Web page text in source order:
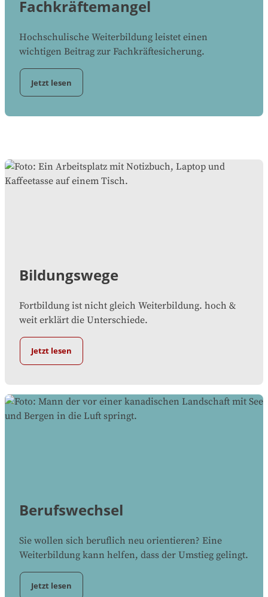
Fachkräftemangel
Hochschulische Weiterbildung leistet einen
wichtigen Beitrag zur Fachkräftesicherung.
Jetzt lesen
Bildungswege
Fortbildung ist nicht gleich Weiterbildung. hoch &
weit erklärt die Unterschiede.
Jetzt lesen
Berufswechsel
Sie wollen sich beruflich neu orientieren? Eine
Weiterbildung kann helfen, dass der Umstieg gelingt.
Jetzt lesen